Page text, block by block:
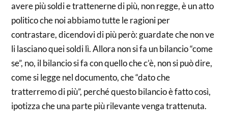
avere più soldi e trattenerne di più, non regge, è un atto
politico che noi abbiamo tutte le ragioni per
contrastare, dicendovi di più però: guardate che non ve
li lasciano quei soldi lì. Allora non si fa un bilancio “come
se”, no, il bilancio si fa con quello che c’è, non si può dire,
come si legge nel documento, che “dato che
tratterremo di più”, perché questo bilancio è fatto così,
ipotizza che una parte più rilevante venga trattenuta.